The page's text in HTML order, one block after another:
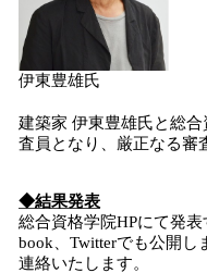
伊東豊雄氏
建築家 伊東豊雄氏と総
査員となり、厳正なる審
◆結果発表
総合資格学院HPにて発
book、Twitterでも公開
連絡いたします。